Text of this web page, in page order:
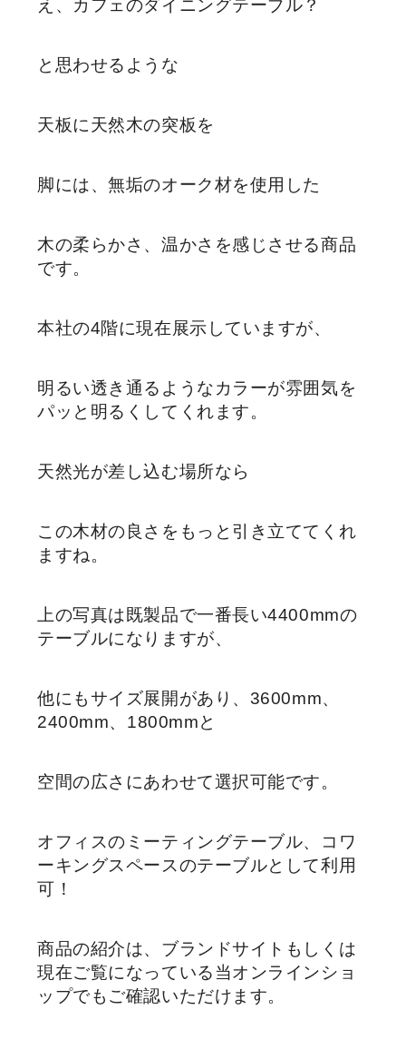
え、カフェのダイニングテーブル？
と思わせるような
天板に天然木の突板を
脚には、無垢のオーク材を使用した
木の柔らかさ、温かさを感じさせる商品
です。
本社の4階に現在展示していますが、
明るい透き通るようなカラーが雰囲気を
パッと明るくしてくれます。
天然光が差し込む場所なら
この木材の良さをもっと引き立ててくれ
ますね。
上の写真は既製品で一番長い4400mmの
テーブルになりますが、
他にもサイズ展開があり、3600mm、
2400mm、1800mmと
空間の広さにあわせて選択可能です。
オフィスのミーティングテーブル、コワ
ーキングスペースのテーブルとして利用
可！
商品の紹介は、ブランドサイトもしくは
現在ご覧になっている当オンラインショ
ップでもご確認いただけます。